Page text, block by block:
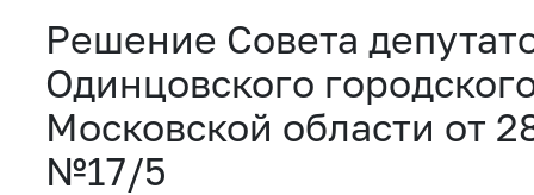
Рeшение Совета
Одинцовского
Московской области от
№17/5